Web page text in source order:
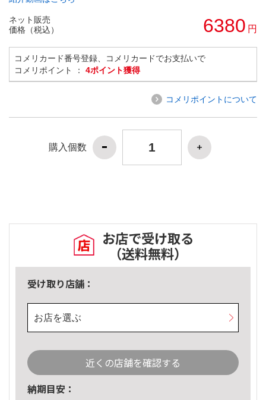
ネット販売
価格（税込）
6380 円
コメリカード番号登録、コメリカードでお支払いで
コメリポイント ： 4ポイント獲得
コメリポイントについて
購入個数
お店で受け取る
（送料無料）
受け取り店舗：
お店を選ぶ
近くの店舗を確認する
納期目安：